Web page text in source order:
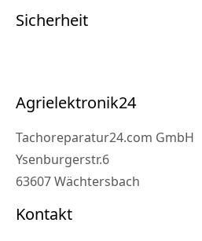
Sicherheit
Agrielektronik24
Tachoreparatur24.com GmbH
Ysenburgerstr.6
63607 Wächtersbach
Kontakt